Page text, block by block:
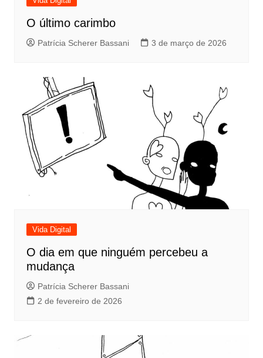
O último carimbo
Patrícia Scherer Bassani 3 de março de 2026
Vida Digital
O dia em que ninguém percebeu a
mudança
Patrícia Scherer Bassani
2 de fevereiro de 2026